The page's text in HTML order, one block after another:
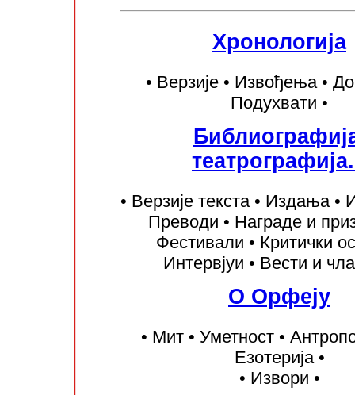
Хронологија
• Верзије • Извођења •
Подухвати •
• Верзије текста • Издања •
Преводи • Награде и
Фестивали • Критички
Интервјуи • Вести и
О Орфеју
• Мит • Уметност •
Езотерија •
• Извори •